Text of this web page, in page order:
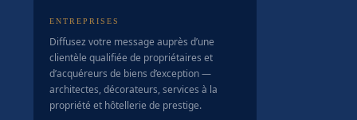
ENTREPRISES
Diffusez votre message auprès d’une
clientèle qualifiée de propriétaires et
d’acquéreurs de biens d’exception —
architectes, décorateurs, services à la
propriété et hôtellerie de prestige.